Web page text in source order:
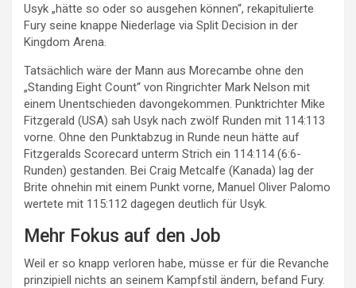
Usyk „hätte so oder so ausgehen können“, rekapitulierte
Fury seine knappe Niederlage via Split Decision in der
Kingdom Arena.
Tatsächlich wäre der Mann aus Morecambe ohne den
„Standing Eight Count“ von Ringrichter Mark Nelson mit
einem Unentschieden davongekommen. Punktrichter Mike
Fitzgerald (USA) sah Usyk nach zwölf Runden mit 114:113
vorne. Ohne den Punktabzug in Runde neun hätte auf
Fitzgeralds Scorecard unterm Strich ein 114:114 (6:6-
Runden) gestanden. Bei Craig Metcalfe (Kanada) lag der
Brite ohnehin mit einem Punkt vorne, Manuel Oliver Palomo
wertete mit 115:112 dagegen deutlich für Usyk.
Mehr Fokus auf den Job
Weil er so knapp verloren habe, müsse er für die Revanche
prinzipiell nichts an seinem Kampfstil ändern, befand Fury.